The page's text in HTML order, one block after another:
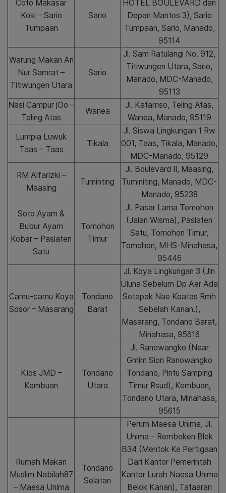
Coto Makasar
Koki – Sario
Tumpaan
Sario
HOTEL BOULEVARD dan
Depan Mantos 3), Sario
Tumpaan, Sario, Manado,
95114
Warung Makan An
Nur Samrat –
Titiwungen Utara
Sario
Jl. Sam Ratulangi No. 912,
Titiwungen Utara, Sario,
Manado, MDC-Manado,
95113
Nasi Campur jOo –
Teling Atas
Wanea
Jl. Katamso, Teling Atas,
Wanea, Manado, 95119
Lumpia Luwuk
Taas – Taas
Tikala
Jl. Siswa Lingkungan 1 Rw
001, Taas, Tikala, Manado,
MDC-Manado, 95129
RM Alfarizki –
Maasing
Tuminting
Jl. Boulevard II, Maasing,
Tuminiting, Manado, MDC-
Manado, 95238
Soto Ayam &
Bubur Ayam
Kobar – Paslaten
Satu
Tomohon
Timur
Jl. Pasar Lama Tomohon
(Jalan Wisma), Paslaten
Satu, Tomohon Timur,
Tomohon, MHS-Minahasa,
95446
Camu-camu Koya
Sosor – Masarang
Tondano
Barat
Jl. Koya Lingkungan 3 (Jln
Uluna Sebelum Dp Aer Ada
Setapak Nae Keatas Rmh
Sebelah Kanan.),
Masarang, Tondano Barat,
Minahasa, 95616
Kios JMD –
Kembuan
Tondano
Utara
Jl. Ranowangko (Near
Gmim Sion Ranowangko
Tondano, Pintu Samping
Timur Rsud), Kembuan,
Tondano Utara, Minahasa,
95615
Rumah Makan
Muslim Nabilah87
– Maesa Unima
Tondano
Selatan
Perum Maesa Unima, Jl.
Unima – Remboken Blok
B34 (Mentok Ke Pertigaan
Dari Kantor Pemerintah
Kantor Lurah Naesa Unima
Belok Kanan), Tataaran